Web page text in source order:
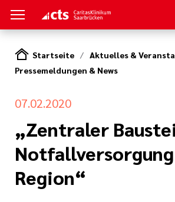
Ihrem
/ Orientierung
von A-Z
zur Pflege
und
Startseite
Aktuelles &
Pressemeldungen & News
07.02.2020
„Zentraler
Region“